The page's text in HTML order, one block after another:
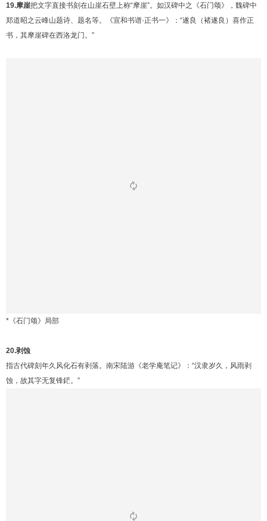
19.摩崖把文字直接书刻在山崖石壁上称“摩崖”。如汉碑中之《石门颂》，魏碑中
郑道昭之云峰山题诗、题名等。《宣和书谱·正书一》：“遂良（褚遂良）喜作正
书，其摩崖碑在西洛龙门。”
*《石门颂》局部
20.剥蚀
指古代碑刻年久风化石有剥落。南宋陆游《老学庵笔记》：“汉隶岁久，风雨剥
蚀，故其字无复锋鋩。”